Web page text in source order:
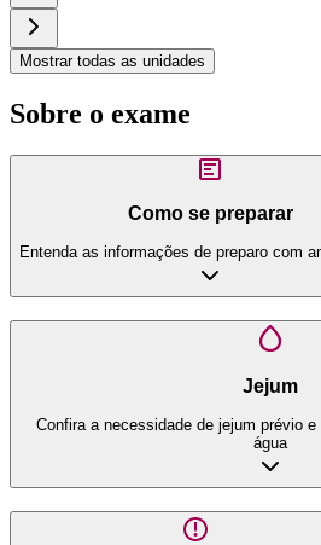
Mostrar todas as unidades
Sobre o exame
Como se preparar
Entenda as informações de preparo com
Jejum
Confira a necessidade de jejum prévio
água